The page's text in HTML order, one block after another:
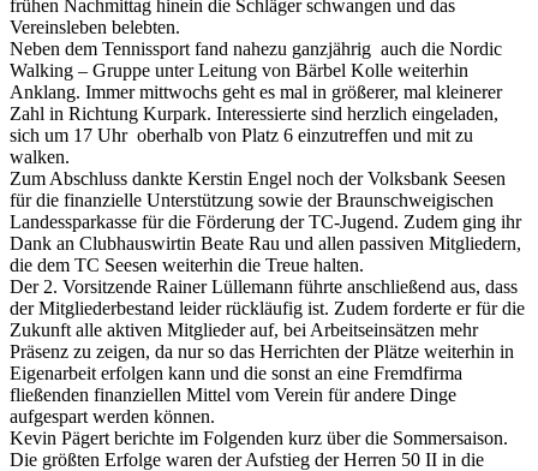
frühen Nachmittag hinein die Schläger schwangen und das
Vereinsleben belebten.
Neben dem Tennissport fand nahezu ganzjährig auch die Nordic
Walking – Gruppe unter Leitung von Bärbel Kolle weiterhin
Anklang. Immer mittwochs geht es mal in größerer, mal kleinerer
Zahl in Richtung Kurpark. Interessierte sind herzlich eingeladen,
sich um 17 Uhr oberhalb von Platz 6 einzutreffen und mit zu
walken.
Zum Abschluss dankte Kerstin Engel noch der Volksbank Seesen
für die finanzielle Unterstützung sowie der Braunschweigischen
Landessparkasse für die Förderung der TC-Jugend. Zudem ging ihr
Dank an Clubhauswirtin Beate Rau und allen passiven Mitgliedern,
die dem TC Seesen weiterhin die Treue halten.
Der 2. Vorsitzende Rainer Lüllemann führte anschließend aus, dass
der Mitgliederbestand leider rückläufig ist. Zudem forderte er für die
Zukunft alle aktiven Mitglieder auf, bei Arbeitseinsätzen mehr
Präsenz zu zeigen, da nur so das Herrichten der Plätze weiterhin in
Eigenarbeit erfolgen kann und die sonst an eine Fremdfirma
fließenden finanziellen Mittel vom Verein für andere Dinge
aufgespart werden können.
Kevin Pägert berichte im Folgenden kurz über die Sommersaison.
Die größten Erfolge waren der Aufstieg der Herren 50 II in die